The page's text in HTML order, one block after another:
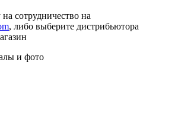
на сотрудничество на
, либо выберите дистрибьютора
и фото